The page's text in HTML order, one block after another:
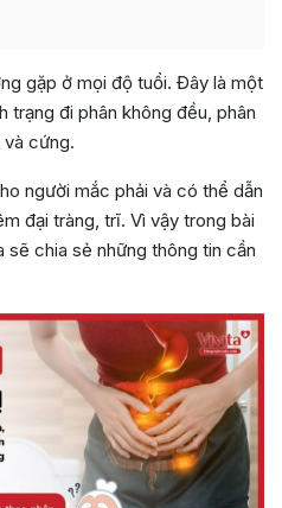
gặp ở mọi độ tuổi. Đây là một
trạng đi phân không đều, phân
cứng.
người mắc phải và có thể dẫn
đại tràng, trĩ. Vì vậy trong bài
sẽ chia sẻ những thông tin cần